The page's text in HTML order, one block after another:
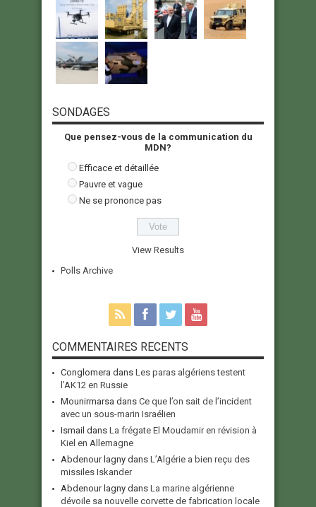
SONDAGES
Que pensez-vous de la communication du
MDN?
Efficace et détaillée
Pauvre et vague
Ne se prononce pas
View Results
Polls Archive
COMMENTAIRES RECENTS
Conglomera dans Les paras algériens testent
l’AK12 en Russie
Mounirmarsa dans Ce que l’on sait de l’incident
avec un sous-marin Israélien
Ismail dans La frégate El Moudamir en révision à
Kiel en Allemagne
Abdenour lagny dans L’Algérie a bien reçu des
missiles Iskander
Abdenour lagny dans La marine algérienne
dévoile sa nouvelle corvette de fabrication locale